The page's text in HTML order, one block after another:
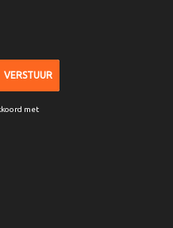
met